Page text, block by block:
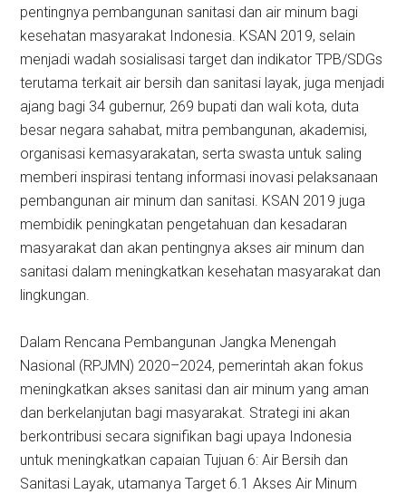
pentingnya pembangunan sanitasi dan air minum bagi
kesehatan masyarakat Indonesia. KSAN 2019, selain
menjadi wadah sosialisasi target dan indikator TPB/SDGs
terutama terkait air bersih dan sanitasi layak, juga menjadi
ajang bagi 34 gubernur, 269 bupati dan wali kota, duta
besar negara sahabat, mitra pembangunan, akademisi,
organisasi kemasyarakatan, serta swasta untuk saling
memberi inspirasi tentang informasi inovasi pelaksanaan
pembangunan air minum dan sanitasi. KSAN 2019 juga
membidik peningkatan pengetahuan dan kesadaran
masyarakat dan akan pentingnya akses air minum dan
sanitasi dalam meningkatkan kesehatan masyarakat dan
lingkungan.
Dalam Rencana Pembangunan Jangka Menengah
Nasional (RPJMN) 2020–2024, pemerintah akan fokus
meningkatkan akses sanitasi dan air minum yang aman
dan berkelanjutan bagi masyarakat. Strategi ini akan
berkontribusi secara signifikan bagi upaya Indonesia
untuk meningkatkan capaian Tujuan 6: Air Bersih dan
Sanitasi Layak, utamanya Target 6.1 Akses Air Minum